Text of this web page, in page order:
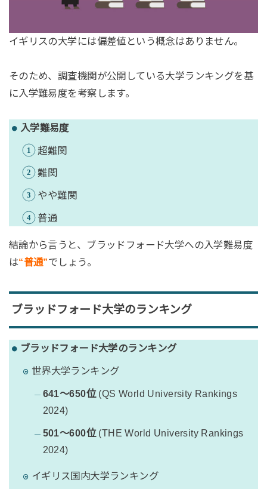
イギリスの大学には偏差値という概念はありません。
そのため、調査機関が公開している大学ランキングを基
に入学難易度を考察します。
入学難易度
超難関
難関
やや難関
普通
結論から言うと、ブラッドフォード大学への入学難易度
は“普通”でしょう。
ブラッドフォード大学のランキング
ブラッドフォード大学のランキング
世界大学ランキング
641〜650位(QS World University Rankings
2024)
501〜600位 (THE World University Rankings
2024)
イギリス国内大学ランキング